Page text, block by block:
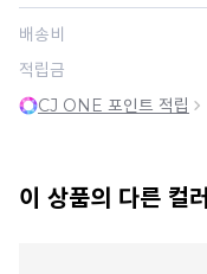
배송비
적립금
CJ ONE 포인트 적립
이 상품의 다른 컬러